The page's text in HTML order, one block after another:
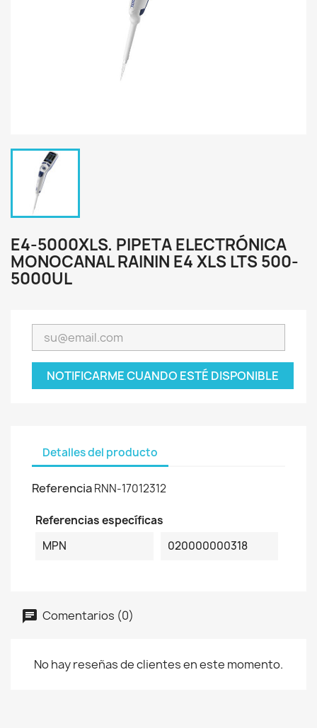
E4-5000XLS. PIPETA ELECTRÓNICA
MONOCANAL RAININ E4 XLS LTS 500-
5000UL
NOTIFICARME CUANDO ESTÉ DISPONIBLE
Detalles del producto
ReferenciaRNN-17012312
Referencias específicas
MPN
020000000318
Comentarios (0)
No hay reseñas de clientes en este momento.